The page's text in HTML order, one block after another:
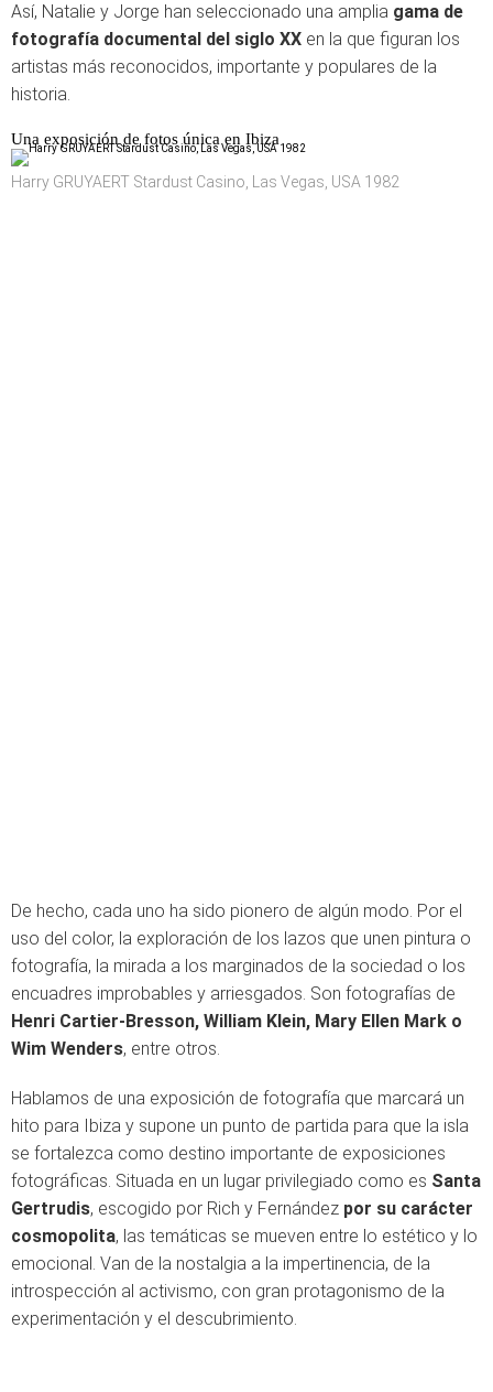
Así, Natalie y Jorge han seleccionado una amplia gama de
fotografía documental del siglo XX en la que figuran los
artistas más reconocidos, importante y populares de la
historia.
Una exposición de fotos única en Ibiza
Harry GRUYAERT Stardust Casino, Las Vegas, USA 1982
De hecho, cada uno ha sido pionero de algún modo. Por el
uso del color, la exploración de los lazos que unen pintura o
fotografía, la mirada a los marginados de la sociedad o los
encuadres improbables y arriesgados. Son fotografías de
Henri Cartier-Bresson, William Klein, Mary Ellen Mark o
Wim Wenders, entre otros.
Hablamos de una exposición de fotografía que marcará un
hito para Ibiza y supone un punto de partida para que la isla
se fortalezca como destino importante de exposiciones
fotográficas. Situada en un lugar privilegiado como es Santa
Gertrudis, escogido por Rich y Fernández por su carácter
cosmopolita, las temáticas se mueven entre lo estético y lo
emocional. Van de la nostalgia a la impertinencia, de la
introspección al activismo, con gran protagonismo de la
experimentación y el descubrimiento.